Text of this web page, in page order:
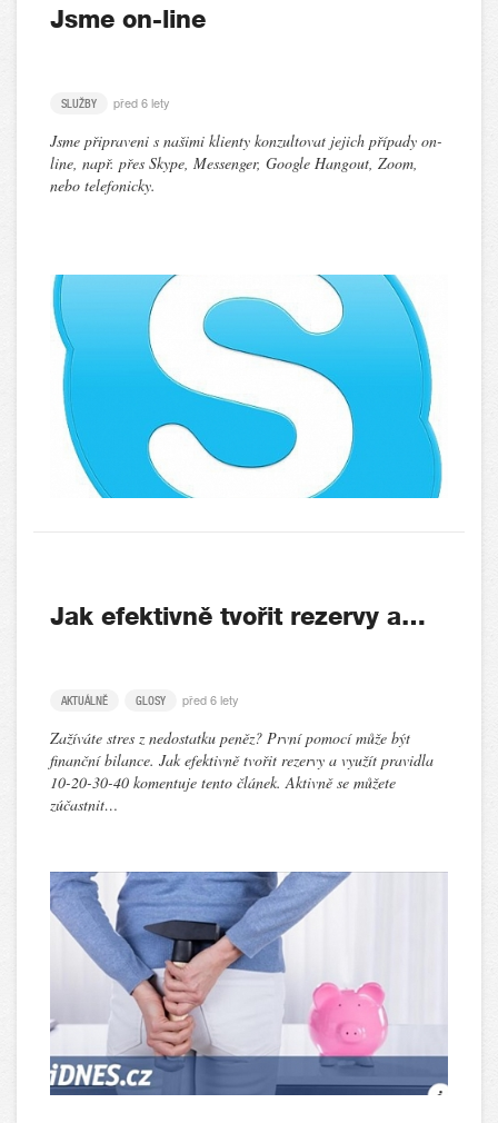
Jsme on-line
SLUŽBY před 6 lety
Jsme připraveni s našimi klienty konzultovat jejich případy on-
line, např. přes Skype, Messenger, Google Hangout, Zoom,
nebo telefonicky.
Jak efektivně tvořit rezervy a…
AKTUÁLNĚ GLOSY před 6 lety
Zažíváte stres z nedostatku peněz? První pomocí může být
finanční bilance. Jak efektivně tvořit rezervy a využít pravidla
10-20-30-40 komentuje tento článek. Aktivně se můžete
zúčastnit…